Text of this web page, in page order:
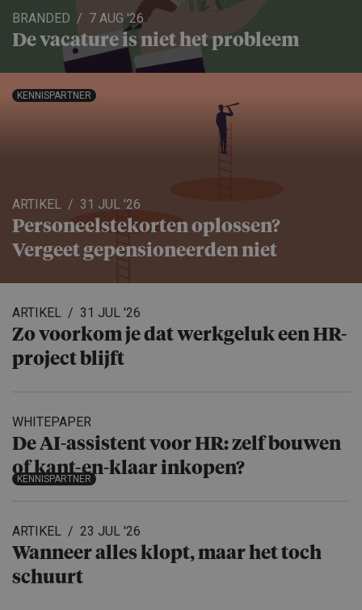
BRANDED 7 AUG '26
De vacature is niet het probleem
ARTIKEL 31 JUL '26
Personeels­te­korten oplossen?
Vergeet gepensio­neerden niet
KENNISPARTNER
ARTIKEL 31 JUL '26
Zo voorkom je dat werkgeluk een HR-
project blijft
WHITEPAPER
De AI-assistent voor HR: zelf bouwen
of kant-en-klaar inkopen?
KENNISPARTNER
ARTIKEL 23 JUL '26
Wanneer alles klopt, maar het toch
schuurt